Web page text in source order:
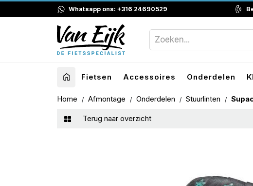
Whatsapp ons: +316 24690529
Fietsen Accessoires Onderdelen
Home Afmontage Onderdelen Stuurlinten
Terug naar overzicht